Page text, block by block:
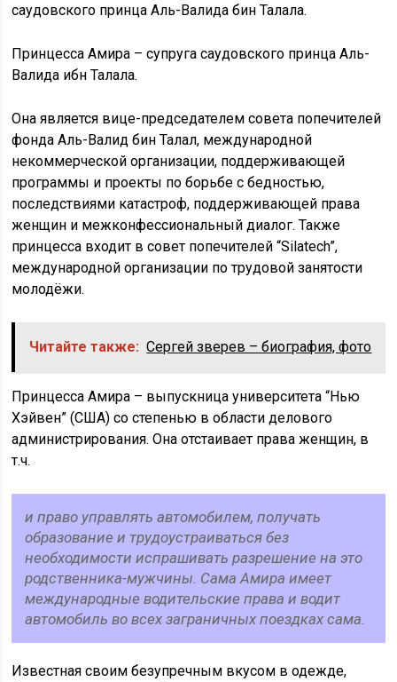
саудовского принца Аль-Валида бин Талала.
Принцесса Амира – супруга саудовского принца Аль-
Валида ибн Талала.
Она является вице-председателем совета попечителей
фонда Аль-Валид бин Талал, международной
некоммерческой организации, поддерживающей
программы и проекты по борьбе с бедностью,
последствиями катастроф, поддерживающей права
женщин и межконфессиональный диалог. Также
принцесса входит в совет попечителей “Silatech”,
международной организации по трудовой занятости
молодёжи.
Читайте также: Сергей зверев – биография, фото
Принцесса Амира – выпускница университета “Нью
Хэйвен” (США) со степенью в области делового
администрирования. Она отстаивает права женщин, в
т.ч.
и право управлять автомобилем, получать
образование и трудоустраиваться без
необходимости испрашивать разрешение на это
родственника-мужчины. Сама Амира имеет
международные водительские права и водит
автомобиль во всех заграничных поездках сама.
Известная своим безупречным вкусом в одежде,